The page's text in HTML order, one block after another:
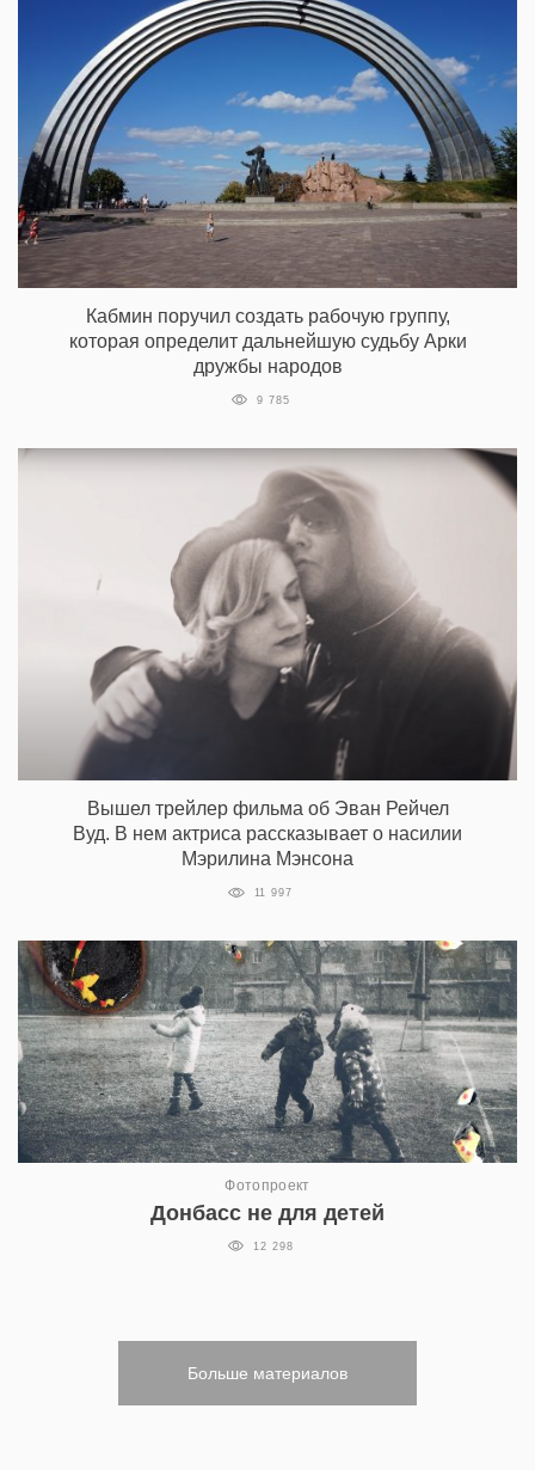
Кабмин поручил создать рабочую группу,
которая определит дальнейшую судьбу Арки
дружбы народов
9 785
Вышел трейлер фильма об Эван Рейчел
Вуд. В нем актриса рассказывает о насилии
Мэрилина Мэнсона
11 997
Фотопроект
Донбасс не для детей
12 298
Больше материалов